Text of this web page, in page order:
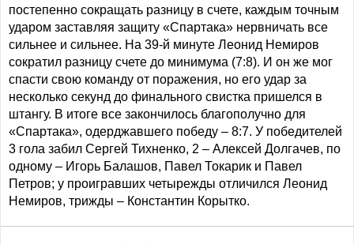
постепенно сокращать разницу в счете, каждым точным
ударом заставляя защиту «Спартака» нервничать все
сильнее и сильнее. На 39-й минуте Леонид Немиров
сократил разницу счете до минимума (7:8). И он же мог
спасти свою команду от поражения, но его удар за
несколько секунд до финального свистка пришелся в
штангу. В итоге все закончилось благополучно для
«Спартака», одерджавшего победу – 8:7. У победителей
3 гола забил Сергей Тихненко, 2 – Алексей Долгачев, по
одному – Игорь Балашов, Павел Токарик и Павел
Петров; у проигравших четырежды отличился Леонид
Немиров, трижды – Константин Корытко.